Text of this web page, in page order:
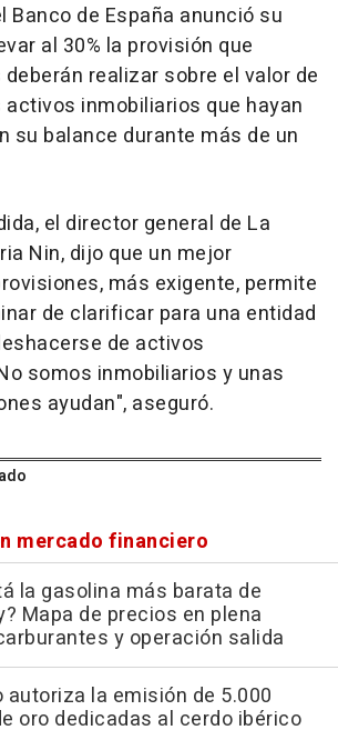
Banco de España anunció su
al 30% la provisión que
realizar sobre el valor de
inmobiliarios que hayan
su balance durante más de un
el director general de La
Nin, dijo que un mejor
más exigente, permite
de clarificar para una entidad
de activos
somos inmobiliarios y unas
ayudan", aseguró.
mercado financiero
la gasolina más barata de
Mapa de precios en plena
y operación salida
autoriza la emisión de 5.000
oro dedicadas al cerdo ibérico